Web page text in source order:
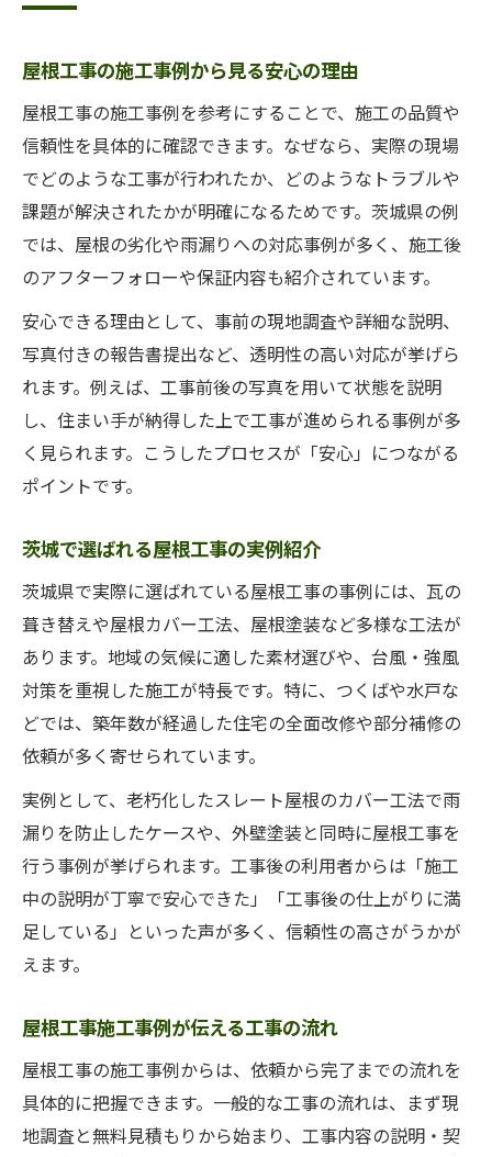
施工事例が語る屋根工事の信頼性の理由
屋根工事後の安心を保つメンテナンス法
実例から学ぶ茨城の屋根リフォームの要点
実例に学ぶ屋根工事リフォームの基本
屋根工事の実体験で感じた注意点とは
茨城の実例で知る屋根リフォームの流れ
屋根工事のリフォーム費用の考え方
実例で比較する屋根工事の工法の違い
屋根工事なら茨城県の施工事例が参考に
茨城の屋根工事施工事例が示す選び方
施工事例から見る屋根工事の費用傾向
屋根工事の事例が教える信頼できる業者
施工事例を活用した屋根工事の比較方法
リフォーム費用を抑えるコツを事例で発見
屋根工事施工事例で学ぶ費用削減の工夫
リフォーム費用を抑える屋根工事実例
屋根工事の見積もり比較で賢く節約
施工事例が教えるコストダウンの秘訣
施工事例で見る屋根工事の安心ポイント
施工事例に学ぶ屋根工事の安心基準
屋根工事の安心感を高める実例の特徴
屋根工事施工事例から得られる納得感
屋根工事の施工事例から見る安心の理由
屋根工事の施工事例を参考にすることで、施工の品質や
信頼性を具体的に確認できます。なぜなら、実際の現場
でどのような工事が行われたか、どのようなトラブルや
課題が解決されたかが明確になるためです。茨城県の例
では、屋根の劣化や雨漏りへの対応事例が多く、施工後
のアフターフォローや保証内容も紹介されています。
安心できる理由として、事前の現地調査や詳細な説明、
写真付きの報告書提出など、透明性の高い対応が挙げら
れます。例えば、工事前後の写真を用いて状態を説明
し、住まい手が納得した上で工事が進められる事例が多
く見られます。こうしたプロセスが「安心」につながる
ポイントです。
茨城で選ばれる屋根工事の実例紹介
茨城県で実際に選ばれている屋根工事の事例には、瓦の
葺き替えや屋根カバー工法、屋根塗装など多様な工法が
あります。地域の気候に適した素材選びや、台風・強風
対策を重視した施工が特長です。特に、つくばや水戸な
どでは、築年数が経過した住宅の全面改修や部分補修の
依頼が多く寄せられています。
実例として、老朽化したスレート屋根のカバー工法で雨
漏りを防止したケースや、外壁塗装と同時に屋根工事を
行う事例が挙げられます。工事後の利用者からは「施工
中の説明が丁寧で安心できた」「工事後の仕上がりに満
足している」といった声が多く、信頼性の高さがうかが
えます。
屋根工事施工事例が伝える工事の流れ
屋根工事の施工事例からは、依頼から完了までの流れを
具体的に把握できます。一般的な工事の流れは、まず現
地調査と無料見積もりから始まり、工事内容の説明・契